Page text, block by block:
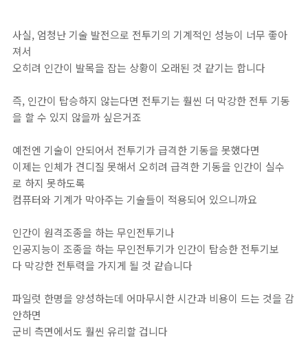
사실, 엄청난 기술 발전으로 전투기의 기계적인 성능이 너무 좋아
져서
오히려 인간이 발목을 잡는 상황이 오래된 것 같기는 합니다
즉, 인간이 탑승하지 않는다면 전투기는 훨씬 더 막강한 전투 기동
을 할 수 있지 않을까 싶은거죠
예전엔 기술이 안되어서 전투기가 급격한 기동을 못했다면
이제는 인체가 견디질 못해서 오히려 급격한 기동을 인간이 실수
로 하지 못하도록
컴퓨터와 기계가 막아주는 기술들이 적용되어 있으니까요
인간이 원격조종을 하는 무인전투기나
인공지능이 조종을 하는 무인전투기가 인간이 탑승한 전투기보
다 막강한 전투력을 가지게 될 것 같습니다
파일럿 한명을 양성하는데 어마무시한 시간과 비용이 드는 것을 감
안하면
군비 측면에서도 훨씬 유리할 겁니다